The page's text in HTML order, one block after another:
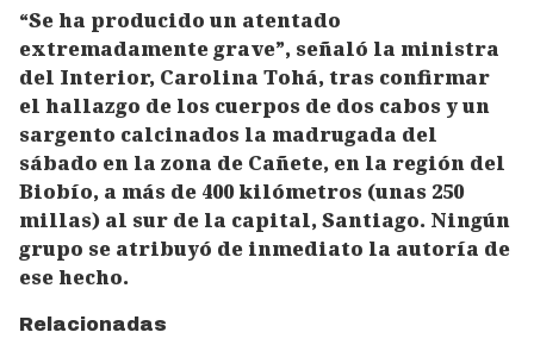
“Se ha producido un atentado
extremadamente grave”, señaló la ministra
del Interior, Carolina Tohá, tras confirmar
el hallazgo de los cuerpos de dos cabos y un
sargento calcinados la madrugada del
sábado en la zona de Cañete, en la región del
Biobío, a más de 400 kilómetros (unas 250
millas) al sur de la capital, Santiago. Ningún
grupo se atribuyó de inmediato la autoría de
ese hecho.
Relacionadas